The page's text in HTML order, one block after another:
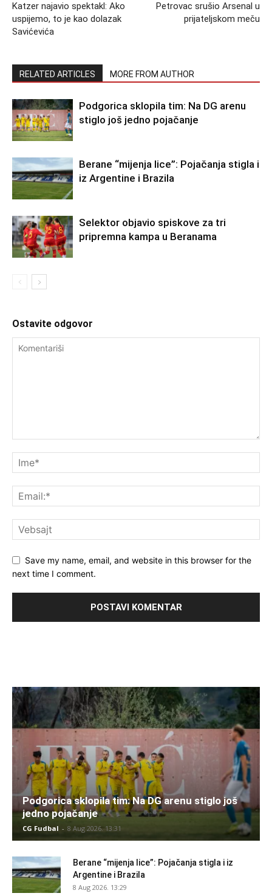
Katzer najavio spektakl: Ako
uspijemo, to je kao dolazak
Savićevića
Petrovac srušio Arsenal u
prijateljskom meču
RELATED ARTICLES MORE FROM AUTHOR
Podgorica sklopila tim: Na DG arenu
stiglo još jedno pojačanje
Berane “mijenja lice”: Pojačanja stigla i
iz Argentine i Brazila
Selektor objavio spiskove za tri
pripremna kampa u Beranama
Ostavite odgovor
Save my name, email, and website in this browser for the
next time I comment.
Podgorica sklopila tim: Na DG arenu stiglo još
jedno pojačanje
CG Fudbal - 8 Aug 2026. 13:31
Berane “mijenja lice”: Pojačanja stigla i iz
Argentine i Brazila
8 Aug 2026. 13:29